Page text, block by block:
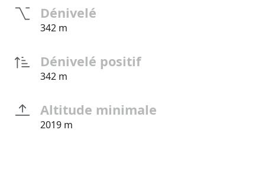
Dénivelé
342 m
Dénivelé positif
342 m
Altitude minimale
2019 m